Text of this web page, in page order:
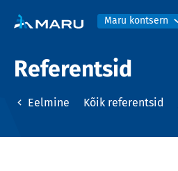
Maru kontsern
Referentsid
Eelmine Kõik referentsid